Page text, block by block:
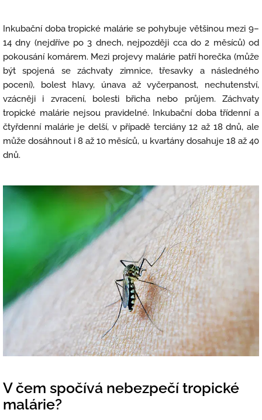
Inkubační doba tropické malárie se pohybuje většinou mezi 9–
14 dny (nejdříve po 3 dnech, nejpozději cca do 2 měsíců) od
pokousání komárem. Mezi projevy malárie patří horečka (může
být spojená se záchvaty zimnice, třesavky a následného
pocení), bolest hlavy, únava až vyčerpanost, nechutenství,
vzácněji i zvracení, bolesti břicha nebo průjem. Záchvaty
tropické malárie nejsou pravidelné. Inkubační doba třídenní a
čtyřdenní malárie je delší, v případě terciány 12 až 18 dnů, ale
může dosáhnout i 8 až 10 měsíců, u kvartány dosahuje 18 až 40
dnů.
V čem spočívá nebezpečí tropické
malárie?